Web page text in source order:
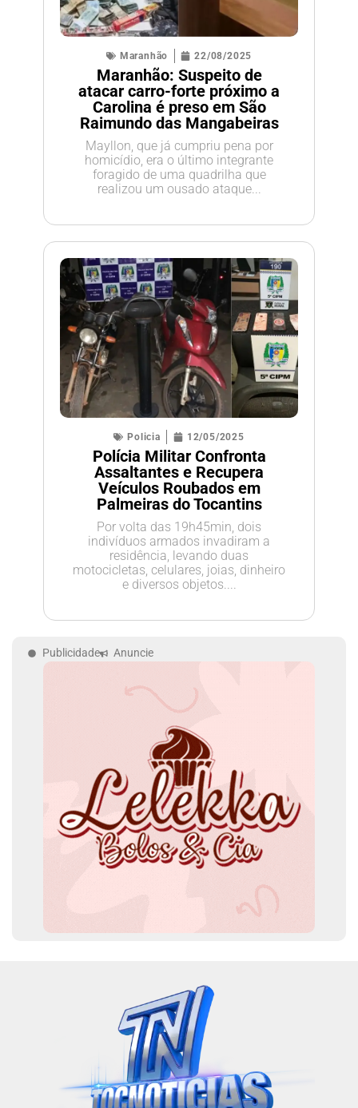
Maranhão 22/08/2025
Maranhão: Suspeito de
atacar carro-forte próximo a
Carolina é preso em São
Raimundo das Mangabeiras
Mayllon, que já cumpriu pena por
homicídio, era o último integrante
foragido de uma quadrilha que
realizou um ousado ataque...
Policia 12/05/2025
Polícia Militar Confronta
Assaltantes e Recupera
Veículos Roubados em
Palmeiras do Tocantins
Por volta das 19h45min, dois
indivíduos armados invadiram a
residência, levando duas
motocicletas, celulares, joias, dinheiro
e diversos objetos....
Publicidade Anuncie